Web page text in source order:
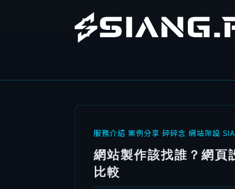
服務介紹 案例分享 碎碎念 網站架設
網站製作該找誰？網頁
比較